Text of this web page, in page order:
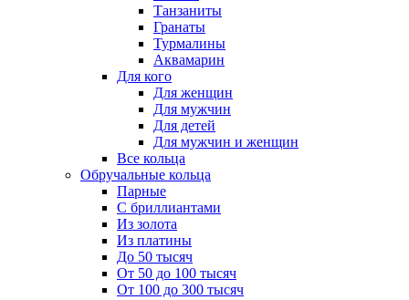
Танзаниты
Гранаты
Турмалины
Аквамарин
Для кого
Для женщин
Для мужчин
Для детей
Для мужчин и женщин
Все кольца
Обручальные кольца
Парные
С бриллиантами
Из золота
Из платины
До 50 тысяч
От 50 до 100 тысяч
От 100 до 300 тысяч